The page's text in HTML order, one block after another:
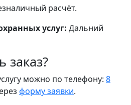
расчёт.
услуг: Дальний
заказ?
можно по телефону: 8
форму заявки.